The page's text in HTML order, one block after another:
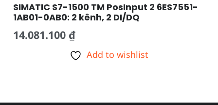
SIMATIC S7-1500 TM PosInput 2 6ES7551-
1AB01-0AB0: 2 kênh, 2 DI/DQ
14.081.100 ₫
Add to wishlist